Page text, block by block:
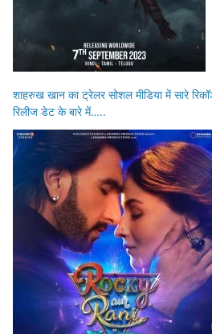
शाहरुख खान का ट्रेलर सोशल मीडिया में सारे
रिलीज डेट के बारे में…..